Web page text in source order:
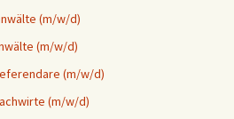
(m/w/d)
(m/w/d)
(m/w/d)
(m/w/d)